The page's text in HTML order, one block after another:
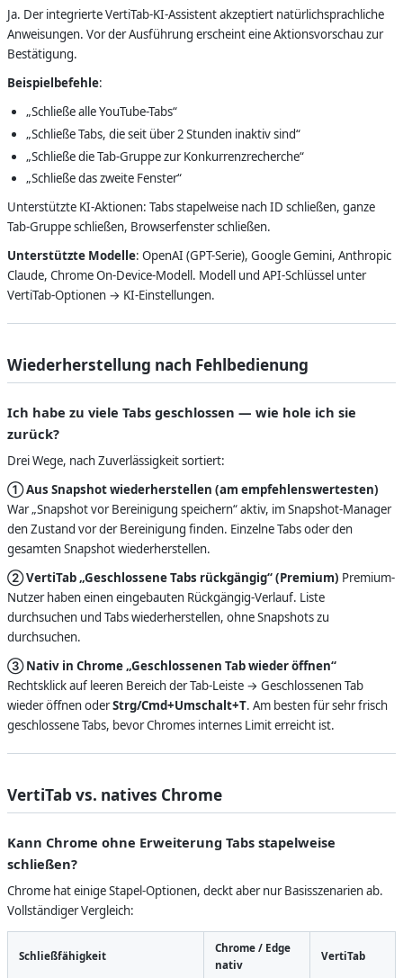
Ja. Der integrierte VertiTab-KI-Assistent akzeptiert natürlichsprachliche
Anweisungen. Vor der Ausführung erscheint eine Aktionsvorschau zur
Bestätigung.
Beispielbefehle:
„Schließe alle YouTube-Tabs“
„Schließe Tabs, die seit über 2 Stunden inaktiv sind“
„Schließe die Tab-Gruppe zur Konkurrenzrecherche“
„Schließe das zweite Fenster“
Unterstützte KI-Aktionen: Tabs stapelweise nach ID schließen, ganze
Tab-Gruppe schließen, Browserfenster schließen.
Unterstützte Modelle: OpenAI (GPT-Serie), Google Gemini, Anthropic
Claude, Chrome On-Device-Modell. Modell und API-Schlüssel unter
VertiTab-Optionen → KI-Einstellungen.
Wiederherstellung nach Fehlbedienung
Ich habe zu viele Tabs geschlossen — wie hole ich sie
zurück?
Drei Wege, nach Zuverlässigkeit sortiert:
① Aus Snapshot wiederherstellen (am empfehlenswertesten)
War „Snapshot vor Bereinigung speichern“ aktiv, im Snapshot-Manager
den Zustand vor der Bereinigung finden. Einzelne Tabs oder den
gesamten Snapshot wiederherstellen.
② VertiTab „Geschlossene Tabs rückgängig“ (Premium) Premium-
Nutzer haben einen eingebauten Rückgängig-Verlauf. Liste
durchsuchen und Tabs wiederherstellen, ohne Snapshots zu
durchsuchen.
③ Nativ in Chrome „Geschlossenen Tab wieder öffnen“
Rechtsklick auf leeren Bereich der Tab-Leiste → Geschlossenen Tab
wieder öffnen oderStrg/Cmd+Umschalt+T. Am besten für sehr frisch
geschlossene Tabs, bevor Chromes internes Limit erreicht ist.
VertiTab vs. natives Chrome
Kann Chrome ohne Erweiterung Tabs stapelweise
schließen?
Chrome hat einige Stapel-Optionen, deckt aber nur Basisszenarien ab.
Vollständiger Vergleich:
Schließfähigkeit
Chrome / Edge
nativ
VertiTab